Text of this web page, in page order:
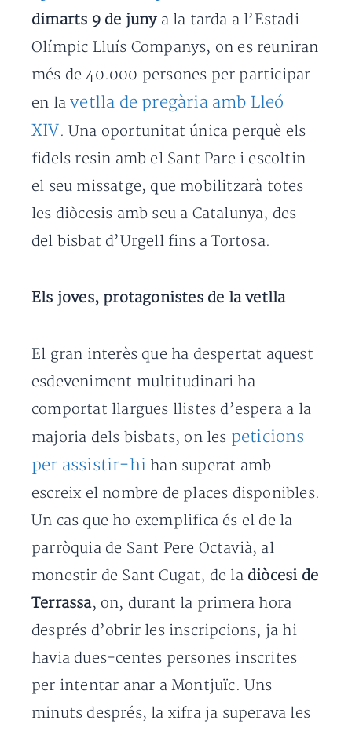
dimarts 9 de juny a la tarda a l’Estadi
Olímpic Lluís Companys, on es reuniran
més de 40.000 persones per participar
en lavetlla de pregària amb Lleó
XIV. Una oportunitat única perquè els
fidels resin amb el Sant Pare i escoltin
el seu missatge, que mobilitzarà totes
les diòcesis amb seu a Catalunya, des
del bisbat d’Urgell fins a Tortosa.
Els joves, protagonistes de la vetlla
El gran interès que ha despertat aquest
esdeveniment multitudinari ha
comportat llargues llistes d’espera a la
majoria dels bisbats, on les peticions
per assistir-hi han superat amb
escreix el nombre de places disponibles.
Un cas que ho exemplifica és el de la
parròquia de Sant Pere Octavià, al
monestir de Sant Cugat, de la diòcesi de
Terrassa, on, durant la primera hora
després d’obrir les inscripcions, ja hi
havia dues-centes persones inscrites
per intentar anar a Montjuïc. Uns
minuts després, la xifra ja superava les